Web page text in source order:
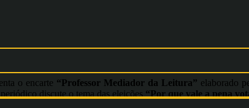
o encarte “Professor Mediador da Leitura” elaborado
discute o tema das eleições “Por que vale a pena